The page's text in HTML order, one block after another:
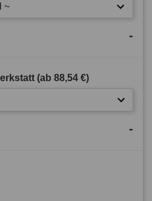
~
-
(ab 88,54 €)
-